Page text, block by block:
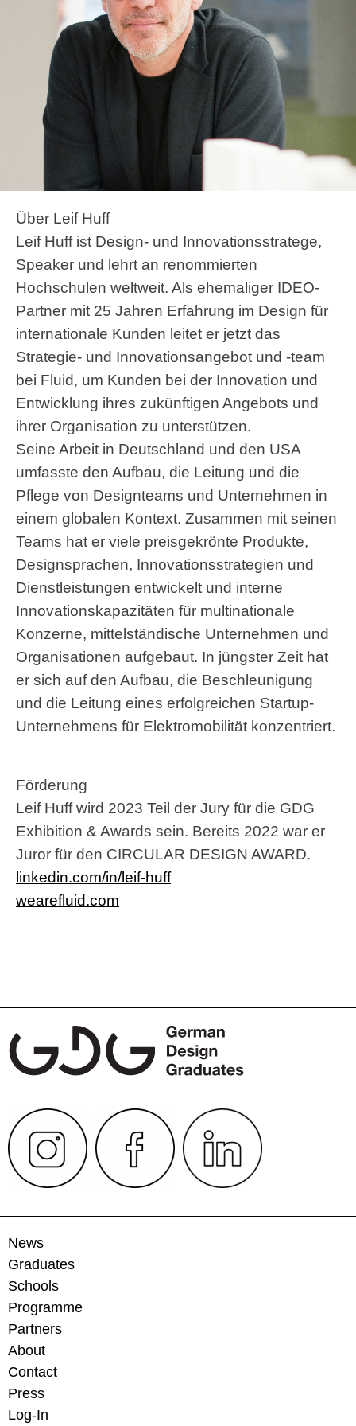
Über Leif Huff
Leif Huff ist Design- und Innovationsstratege,
Speaker und lehrt an renommierten
Hochschulen weltweit. Als ehemaliger IDEO-
Partner mit 25 Jahren Erfahrung im Design für
internationale Kunden leitet er jetzt das
Strategie- und Innovationsangebot und -team
bei Fluid, um Kunden bei der Innovation und
Entwicklung ihres zukünftigen Angebots und
ihrer Organisation zu unterstützen.
Seine Arbeit in Deutschland und den USA
umfasste den Aufbau, die Leitung und die
Pflege von Designteams und Unternehmen in
einem globalen Kontext. Zusammen mit seinen
Teams hat er viele preisgekrönte Produkte,
Designsprachen, Innovationsstrategien und
Dienstleistungen entwickelt und interne
Innovationskapazitäten für multinationale
Konzerne, mittelständische Unternehmen und
Organisationen aufgebaut. In jüngster Zeit hat
er sich auf den Aufbau, die Beschleunigung
und die Leitung eines erfolgreichen Startup-
Unternehmens für Elektromobilität konzentriert.
Förderung
Leif Huff wird 2023 Teil der Jury für die GDG
Exhibition & Awards sein. Bereits 2022 war er
Juror für den CIRCULAR DESIGN AWARD.
linkedin.com/in/leif-huff
wearefluid.com
News
Graduates
Schools
Programme
Partners
About
Contact
Press
Log-In